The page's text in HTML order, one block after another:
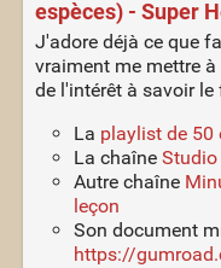
espèces) - Super
J'adore déjà ce que
vraiment me mettre
de l'intérêt à savoir le
La playlist de 50
La chaîne Studio
Autre chaîne
leçon
Son document
https://